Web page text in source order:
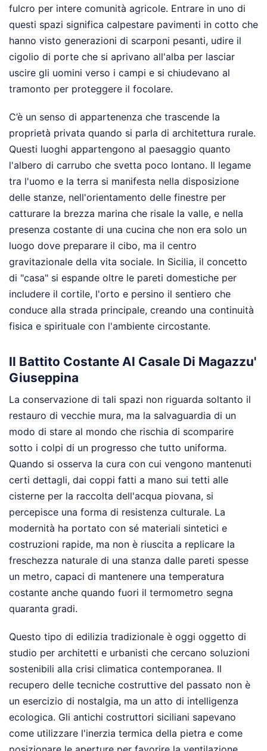
fulcro per intere comunità agricole. Entrare in uno di
questi spazi significa calpestare pavimenti in cotto che
hanno visto generazioni di scarponi pesanti, udire il
cigolio di porte che si aprivano all'alba per lasciar
uscire gli uomini verso i campi e si chiudevano al
tramonto per proteggere il focolare.
C’è un senso di appartenenza che trascende la
proprietà privata quando si parla di architettura rurale.
Questi luoghi appartengono al paesaggio quanto
l'albero di carrubo che svetta poco lontano. Il legame
tra l'uomo e la terra si manifesta nella disposizione
delle stanze, nell'orientamento delle finestre per
catturare la brezza marina che risale la valle, e nella
presenza costante di una cucina che non era solo un
luogo dove preparare il cibo, ma il centro
gravitazionale della vita sociale. In Sicilia, il concetto
di "casa" si espande oltre le pareti domestiche per
includere il cortile, l'orto e persino il sentiero che
conduce alla strada principale, creando una continuità
fisica e spirituale con l'ambiente circostante.
Il Battito Costante Al Casale Di Magazzu'
Giuseppina
La conservazione di tali spazi non riguarda soltanto il
restauro di vecchie mura, ma la salvaguardia di un
modo di stare al mondo che rischia di scomparire
sotto i colpi di un progresso che tutto uniforma.
Quando si osserva la cura con cui vengono mantenuti
certi dettagli, dai coppi fatti a mano sui tetti alle
cisterne per la raccolta dell'acqua piovana, si
percepisce una forma di resistenza culturale. La
modernità ha portato con sé materiali sintetici e
costruzioni rapide, ma non è riuscita a replicare la
freschezza naturale di una stanza dalle pareti spesse
un metro, capaci di mantenere una temperatura
costante anche quando fuori il termometro segna
quaranta gradi.
Questo tipo di edilizia tradizionale è oggi oggetto di
studio per architetti e urbanisti che cercano soluzioni
sostenibili alla crisi climatica contemporanea. Il
recupero delle tecniche costruttive del passato non è
un esercizio di nostalgia, ma un atto di intelligenza
ecologica. Gli antichi costruttori siciliani sapevano
come utilizzare l'inerzia termica della pietra e come